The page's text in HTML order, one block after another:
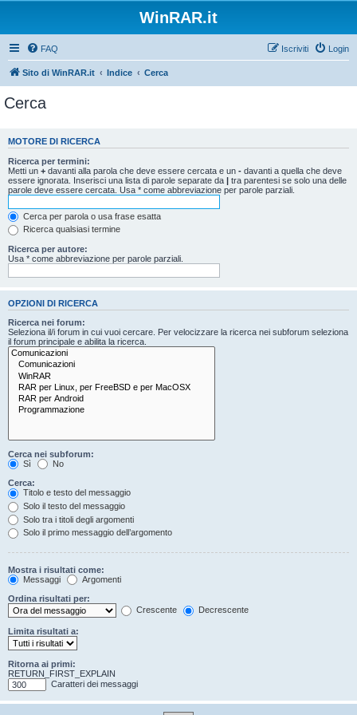
WinRAR.it
FAQ Login
Iscriviti
Sito di WinRAR.it Indice Cerca
Cerca
MOTORE DI RICERCA
Ricerca per termini:
Metti un + davanti alla parola che deve essere cercata e un - davanti a quella che deve
essere ignorata. Inserisci una lista di parole separate da | tra parentesi se solo una delle
parole deve essere cercata. Usa * come abbreviazione per parole parziali.
Cerca per parola o usa frase esatta
Ricerca qualsiasi termine
Ricerca per autore:
Usa * come abbreviazione per parole parziali.
OPZIONI DI RICERCA
Ricerca nei forum:
Seleziona il/i forum in cui vuoi cercare. Per velocizzare la ricerca nei subforum seleziona
il forum principale e abilita la ricerca.
Cerca nei subforum:
Sì
No
Cerca:
Titolo e testo del messaggio
Solo il testo del messaggio
Solo tra i titoli degli argomenti
Solo il primo messaggio dell’argomento
Mostra i risultati come:
Messaggi
Argomenti
Ordina risultati per:
Crescente
Decrescente
Limita risultati a:
Ritorna ai primi:
RETURN_FIRST_EXPLAIN
Caratteri dei messaggi